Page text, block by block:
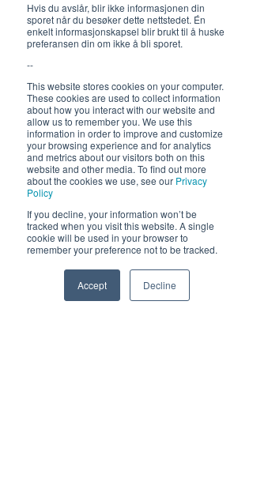
Hvis du avslår, blir ikke informasjonen din
sporet når du besøker dette nettstedet. Én
enkelt informasjonskapsel blir brukt til å huske
preferansen din om ikke å bli sporet.
--
This website stores cookies on your computer.
These cookies are used to collect information
about how you interact with our website and
allow us to remember you. We use this
information in order to improve and customize
your browsing experience and for analytics
and metrics about our visitors both on this
website and other media. To find out more
about the cookies we use, see our Privacy
Policy
If you decline, your information won’t be
tracked when you visit this website. A single
cookie will be used in your browser to
remember your preference not to be tracked.
Accept Decline
12-17, middag 18.30
Hold deg oppdatert om hva
som skjer på Himmelblå og
neste sommer!
Send
Email Facebook